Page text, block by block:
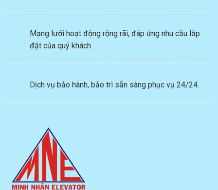
Mạng lưới hoạt động rộng rãi, đáp ứng nhu cầu lắp
đặt của quý khách.
Dịch vụ bảo hành, bảo trì sẵn sàng phục vụ 24/24.